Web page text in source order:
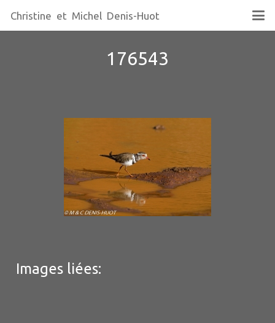
Christine et Michel Denis-Huot
176543
Images liées: